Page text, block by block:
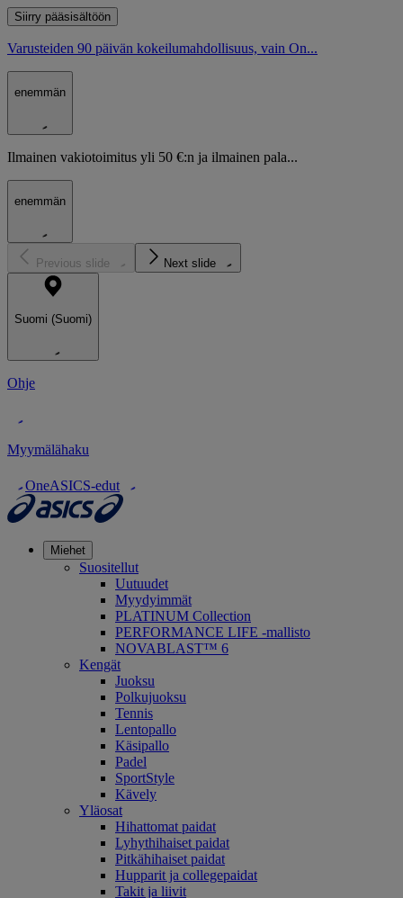
Siirry pääsisältöön
Varusteiden 90 päivän kokeilumahdollisuus, vain On...
enemmän
Ilmainen vakiotoimitus yli 50 €:n ja ilmainen pala...
enemmän
Previous slide Next slide
Suomi (Suomi)
Ohje
Myymälähaku
OneASICS-edut
Miehet
Suositellut
Uutuudet
Myydyimmät
PLATINUM Collection
PERFORMANCE LIFE -mallisto
NOVABLAST™ 6
Kengät
Juoksu
Polkujuoksu
Tennis
Lentopallo
Käsipallo
Padel
SportStyle
Kävely
Yläosat
Hihattomat paidat
Lyhythihaiset paidat
Pitkähihaiset paidat
Hupparit ja collegepaidat
Takit ja liivit